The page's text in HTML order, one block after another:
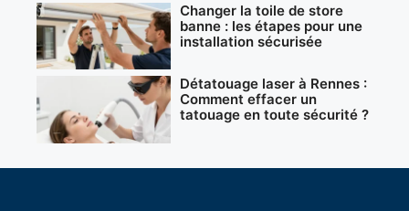
Changer la toile de store
banne : les étapes pour une
installation sécurisée
Détatouage laser à Rennes :
Comment effacer un
tatouage en toute sécurité ?